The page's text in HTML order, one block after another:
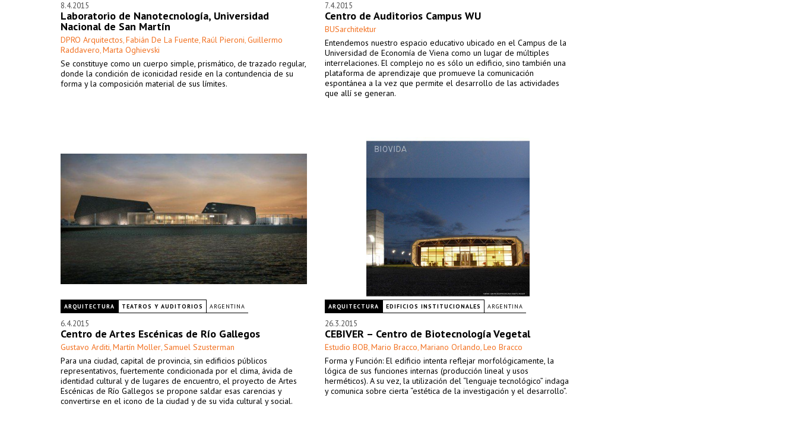
8.4.2015
Laboratorio de Nanotecnología, Universidad
Nacional de San Martín
DPRO Arquitectos, Fabián De La Fuente, Raúl Pieroni, Guillermo
Raddavero, Marta Oghievski
Se constituye como un cuerpo simple, prismático, de trazado regular,
donde la condición de iconicidad reside en la contundencia de su
forma y la composición material de sus límites.
7.4.2015
Centro de Auditorios Campus WU
BUSarchitektur
Entendemos nuestro espacio educativo ubicado en el Campus de la
Universidad de Economía de Viena como un lugar de múltiples
interrelaciones. El complejo no es sólo un edificio, sino también una
plataforma de aprendizaje que promueve la comunicación
espontánea a la vez que permite el desarrollo de las actividades
que allí se generan.
ARQUITECTURA TEATROS Y AUDITORIOS ARGENTINA
6.4.2015
Centro de Artes Escénicas de Río Gallegos
Gustavo Arditi, Martín Moller, Samuel Szusterman
Para una ciudad, capital de provincia, sin edificios públicos
representativos, fuertemente condicionada por el clima, ávida de
identidad cultural y de lugares de encuentro, el proyecto de Artes
Escénicas de Río Gallegos se propone saldar esas carencias y
convertirse en el icono de la ciudad y de su vida cultural y social.
ARQUITECTURA EDIFICIOS INSTITUCIONALES ARGENTINA
26.3.2015
CEBIVER – Centro de Biotecnología Vegetal
Estudio BOB, Mario Bracco, Mariano Orlando, Leo Bracco
Forma y Función: El edificio intenta reflejar morfológicamente, la
lógica de sus funciones internas (producción lineal y usos
herméticos). A su vez, la utilización del “lenguaje tecnológico” indaga
y comunica sobre cierta “estética de la investigación y el desarrollo”.